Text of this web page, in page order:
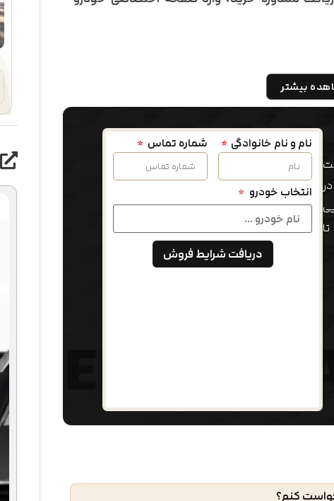
دلیلی شوید
درخواست خرید خود را ثبت کرده و فرآیند
پیگیری کنند.
بیشتر
نام و نام خانوادگی شماره تماس
انتخاب خودرو *
دریافت شرایط فروش